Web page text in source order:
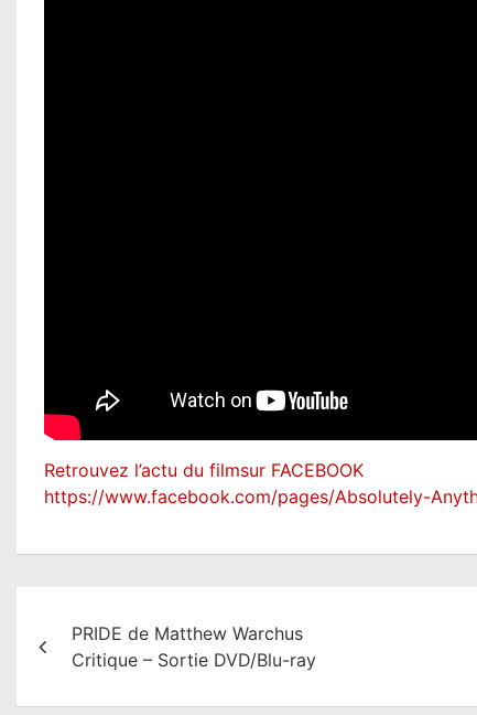
Retrouvez l’actu du filmsur FACEBOOK
https://www.facebook.com/pages/Absolutely-
PRIDE de Matthew Warchus
Critique – Sortie DVD/Blu-ray